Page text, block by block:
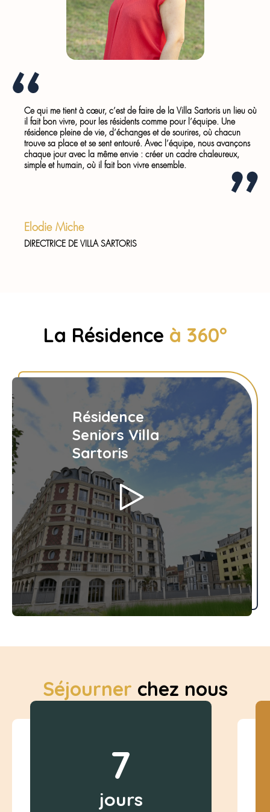
Ce qui me tient à cœur, c’est de faire de la Villa Sartoris un lieu où
il fait bon vivre, pour les résidents comme pour l’équipe. Une
résidence pleine de vie, d’échanges et de sourires, où chacun
trouve sa place et se sent entouré. Avec l’équipe, nous avançons
chaque jour avec la même envie : créer un cadre chaleureux,
simple et humain, où il fait bon vivre ensemble.
Elodie Miche
DIRECTRICE DE VILLA SARTORIS
La Résidence à 360°
Résidence
Seniors Villa
Sartoris
Séjourner chez nous
7
jours